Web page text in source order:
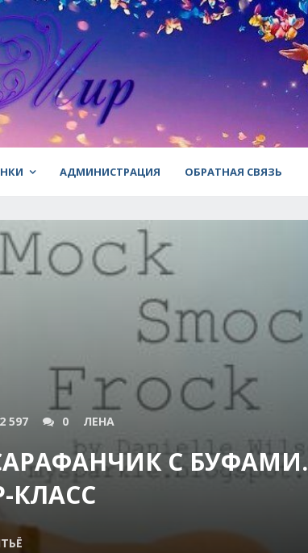
АДМИНИСТРАЦИЯ ОБРАТНАЯ СВЯЗЬ
2 597 0 ЛЕНА
С БУФАМИ.
КЛАСС